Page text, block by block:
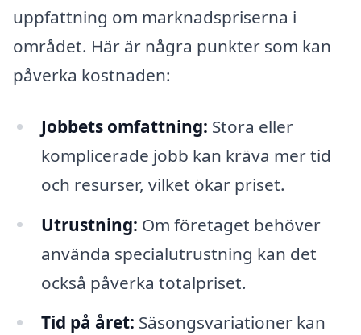
uppfattning om marknadspriserna i
området. Här är några punkter som kan
påverka kostnaden:
Jobbets omfattning: Stora eller
komplicerade jobb kan kräva mer tid
och resurser, vilket ökar priset.
Utrustning: Om företaget behöver
använda specialutrustning kan det
också påverka totalpriset.
Tid på året: Säsongsvariationer kan